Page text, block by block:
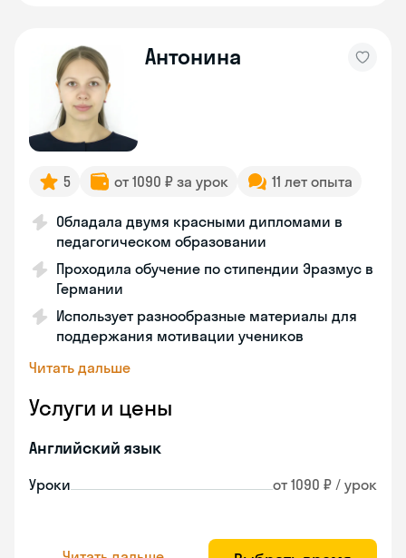
Антонина
5 от 1090 ₽ за урок 11 лет опыта
Обладала двумя красными дипломами в
педагогическом образовании
Проходила обучение по стипендии Эразмус в
Германии
Использует разнообразные материалы для
поддержания мотивации учеников
Читать дальше
Услуги и цены
Английский язык
Уроки от 1090 ₽ / урок